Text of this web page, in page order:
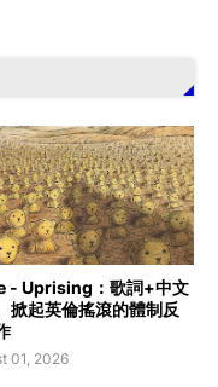
- Uprising：歌詞+中文
掀起英倫搖滾的體制反
01, 2026